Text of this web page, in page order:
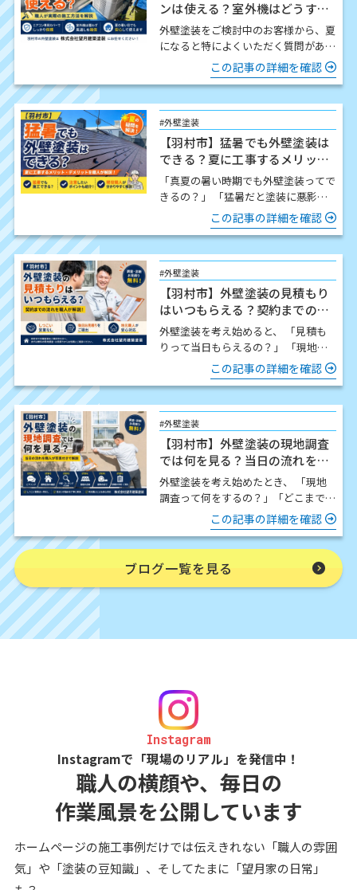
ンは使える？室外機はどうす
る？職人が解説
外壁塗装をご検討中のお客様から、夏
になると特によくいただく質問があり
ますか？」 結論からお伝…
この記事の詳細を確認
#外壁塗装
【羽村市】猛暑でも外壁塗装は
できる？夏に工事するメリッ
ト・注意点を職人が解説
「真夏の暑い時期でも外壁塗装ってで
きるの？」 「猛暑だと塗装に悪影響
はないの？」 この時期になると、こ
のようなご質問をいた…
この記事の詳細を確認
#外壁塗装
【羽村市】外壁塗装の見積もり
はいつもらえる？契約までの流
れを職人が解説
外壁塗装を考え始めると、 「見積も
りって当日もらえるの？」 「現地調
査したら契約しないといけないの？」
「どんな流れで進…
この記事の詳細を確認
#外壁塗装
【羽村市】外壁塗装の現地調査
では何を見る？当日の流れを職
人が写真付きで解説
外壁塗装を考え始めたとき、 「現地
調査って何をするの？」「どこまで細
かく見てもらえるの？」「時間はどの
くらいかかるの？」 この…
この記事の詳細を確認
ブログ一覧を見る
Instagram
Instagramで「現場のリアル」を発信中！
職人の横顔や、毎日の
作業風景を公開しています
ホームページの施工事例だけでは伝えきれない「職人の雰囲
気」や「塗装の豆知識」、そしてたまに「望月家の日常」